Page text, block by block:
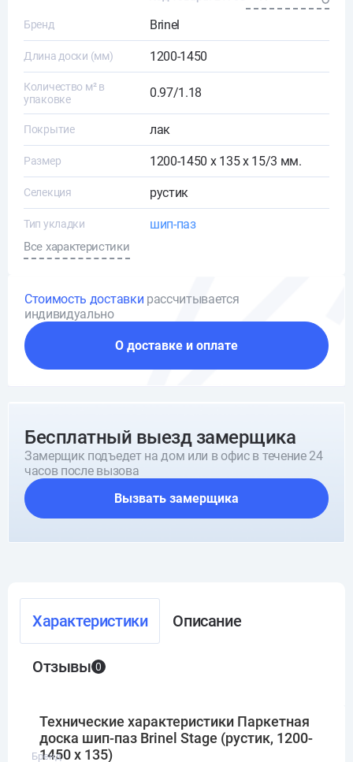
Бренд Brinel
Длина доски (мм) 1200-1450
Количество м² в
упаковке
0.97/1.18
Покрытие лак
Размер 1200-1450 х 135 х 15/3 мм.
Селекция рустик
Тип укладки шип-паз
Все характеристики
Стоимость доставки рассчитывается
индивидуально
О доставке и оплате
Бесплатный выезд замерщика
Замерщик подъедет на дом или в офис в течение 24
часов после вызова
Вызвать замерщика
Характеристики Описание
Отзывы 0
Технические характеристики Паркетная
доска шип-паз Brinel Stage (рустик, 1200-
1450 х 135)
Бренд